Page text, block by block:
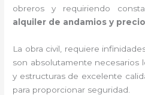
obreros y requiriendo
alquiler de andamios y
La obra civil, requiere
son absolutamente necesarios
y estructuras de excelente
para proporcionar seguridad.